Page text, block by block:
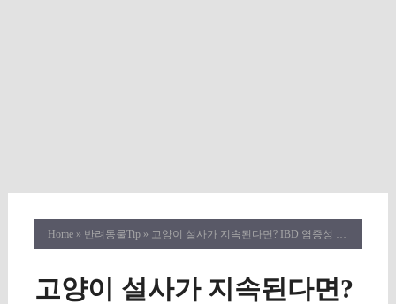
Home » 반려동물Tip » 고양이 설사가 지속된다면? IBD 염증성 장질환의 신호일 수 있습니다!
고양이 설사가 지속된다면?